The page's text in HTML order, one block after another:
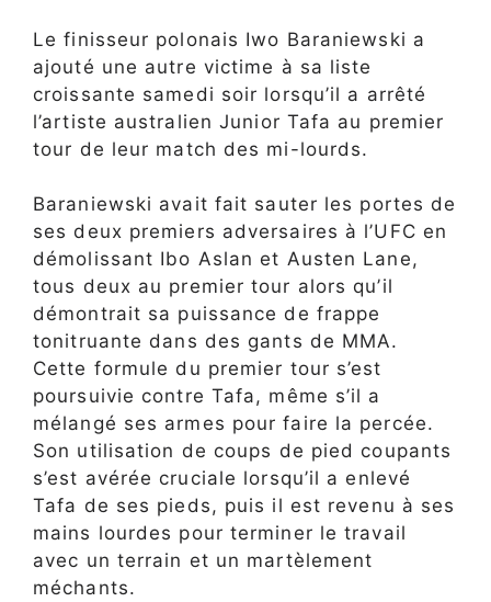
Le finisseur polonais Iwo Baraniewski a
ajouté une autre victime à sa liste
croissante samedi soir lorsqu’il a arrêté
l’artiste australien Junior Tafa au premier
tour de leur match des mi-lourds.
Baraniewski avait fait sauter les portes de
ses deux premiers adversaires à l’UFC en
démolissant Ibo Aslan et Austen Lane,
tous deux au premier tour alors qu’il
démontrait sa puissance de frappe
tonitruante dans des gants de MMA.
Cette formule du premier tour s’est
poursuivie contre Tafa, même s’il a
mélangé ses armes pour faire la percée.
Son utilisation de coups de pied coupants
s’est avérée cruciale lorsqu’il a enlevé
Tafa de ses pieds, puis il est revenu à ses
mains lourdes pour terminer le travail
avec un terrain et un martèlement
méchants.